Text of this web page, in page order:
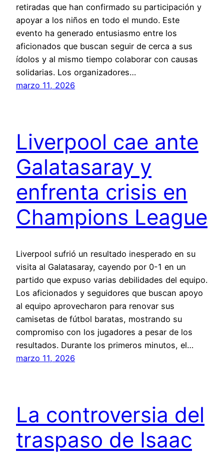
retiradas que han confirmado su participación y
apoyar a los niños en todo el mundo. Este
evento ha generado entusiasmo entre los
aficionados que buscan seguir de cerca a sus
ídolos y al mismo tiempo colaborar con causas
solidarias. Los organizadores…
marzo 11, 2026
Liverpool cae ante
Galatasaray y
enfrenta crisis en
Champions League
Liverpool sufrió un resultado inesperado en su
visita al Galatasaray, cayendo por 0-1 en un
partido que expuso varias debilidades del equipo.
Los aficionados y seguidores que buscan apoyo
al equipo aprovecharon para renovar sus
camisetas de fútbol baratas, mostrando su
compromiso con los jugadores a pesar de los
resultados. Durante los primeros minutos, el…
marzo 11, 2026
La controversia del
traspaso de Isaac